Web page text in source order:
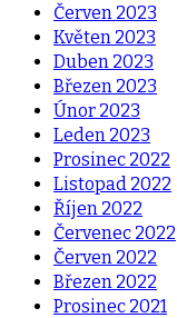
Červen 2023
Květen 2023
Duben 2023
Březen 2023
Únor 2023
Leden 2023
Prosinec 2022
Listopad 2022
Říjen 2022
Červenec 2022
Červen 2022
Březen 2022
Prosinec 2021